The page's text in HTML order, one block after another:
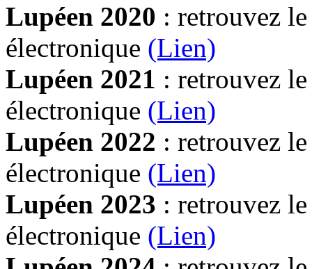
Lupéen 2020 : retrouvez
électronique (Lien)
Lupéen 2021 : retrouvez
électronique (Lien)
Lupéen 2022 : retrouvez
électronique (Lien)
Lupéen 2023 : retrouvez
électronique (Lien)